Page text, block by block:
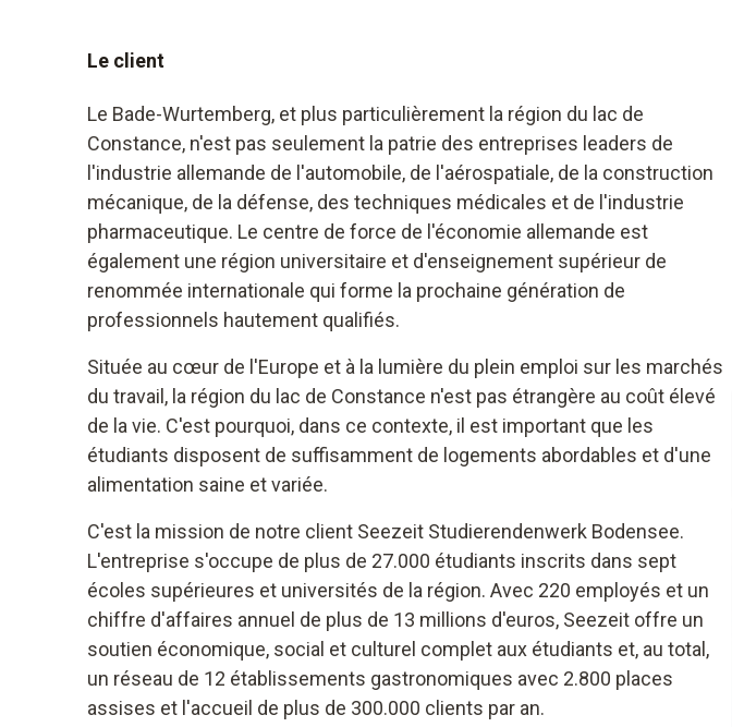
Le client
Le Bade-Wurtemberg, et plus particulièrement la région du lac de
Constance, n'est pas seulement la patrie des entreprises leaders de
l'industrie allemande de l'automobile, de l'aérospatiale, de la construction
mécanique, de la défense, des techniques médicales et de l'industrie
pharmaceutique. Le centre de force de l'économie allemande est
également une région universitaire et d'enseignement supérieur de
renommée internationale qui forme la prochaine génération de
professionnels hautement qualifiés.
Située au cœur de l'Europe et à la lumière du plein emploi sur les marchés
du travail, la région du lac de Constance n'est pas étrangère au coût élevé
de la vie. C'est pourquoi, dans ce contexte, il est important que les
étudiants disposent de suffisamment de logements abordables et d'une
alimentation saine et variée.
C'est la mission de notre client Seezeit Studierendenwerk Bodensee.
L'entreprise s'occupe de plus de 27.000 étudiants inscrits dans sept
écoles supérieures et universités de la région. Avec 220 employés et un
chiffre d'affaires annuel de plus de 13 millions d'euros, Seezeit offre un
soutien économique, social et culturel complet aux étudiants et, au total,
un réseau de 12 établissements gastronomiques avec 2.800 places
assises et l'accueil de plus de 300.000 clients par an.